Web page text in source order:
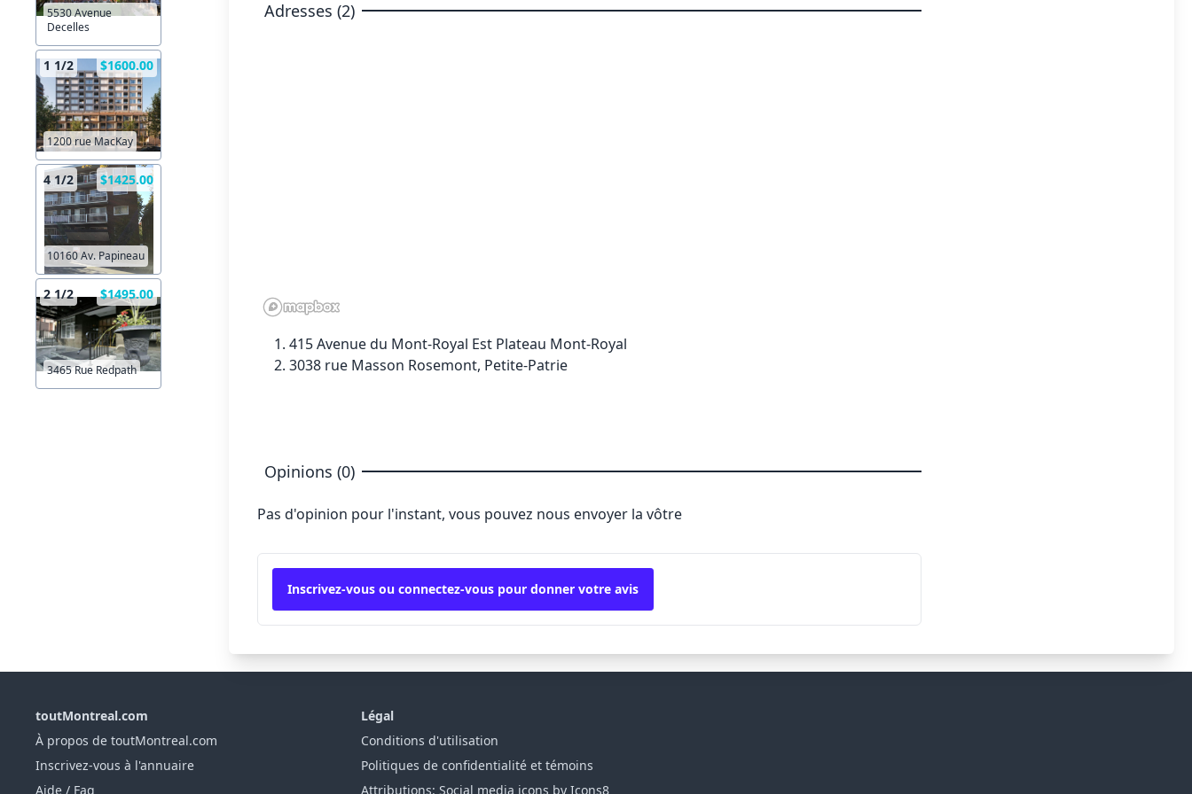
5530 Avenue
Decelles
1 1/2 $1600.00
1200 rue MacKay
4 1/2 $1425.00
10160 Av. Papineau
2 1/2 $1495.00
3465 Rue Redpath
Adresses (2)
415 Avenue du Mont-Royal Est Plateau Mont-Royal
3038 rue Masson Rosemont, Petite-Patrie
Opinions (0)
Pas d'opinion pour l'instant, vous pouvez nous envoyer la vôtre
Inscrivez-vous ou connectez-vous pour donner votre avis
toutMontreal.com
À propos de toutMontreal.com
Inscrivez-vous à l'annuaire
Aide / Faq
Légal
Conditions d'utilisation
Politiques de confidentialité et témoins
Attributions: Social media icons by Icons8